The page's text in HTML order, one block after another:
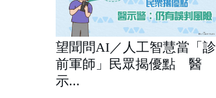
望聞問AI／人工智慧當「診
前軍師」民眾揭優點 醫
示...